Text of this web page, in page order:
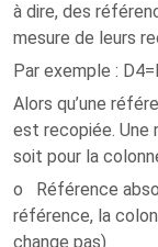
à dire, des
mesure de leurs
Par exemple :
Alors qu’une
est recopiée. Une
soit pour la
o
Référence
référence, la
change pas)